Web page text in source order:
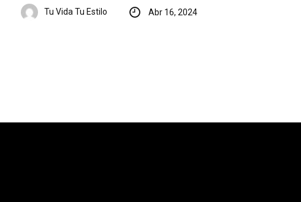
Tu Vida Tu Estilo Abr 16, 2024